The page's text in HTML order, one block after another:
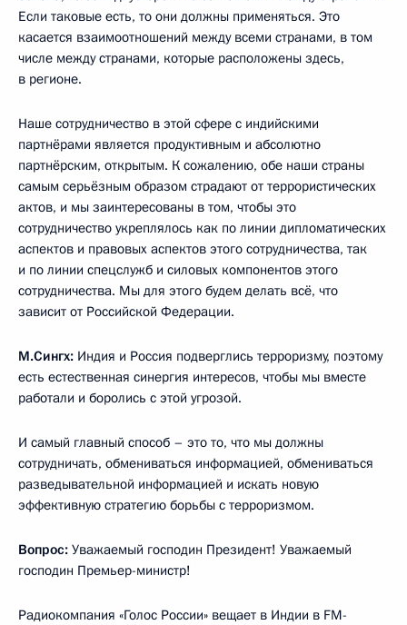
Если таковые есть, то они должны применяться. Это
касается взаимоотношений между всеми странами, в том
числе между странами, которые расположены здесь,
в регионе.
Наше сотрудничество в этой сфере с индийскими
партнёрами является продуктивным и абсолютно
партнёрским, открытым. К сожалению, обе наши страны
самым серьёзным образом страдают от террористических
актов, и мы заинтересованы в том, чтобы это
сотрудничество укреплялось как по линии дипломатических
аспектов и правовых аспектов этого сотрудничества, так
и по линии спецслужб и силовых компонентов этого
сотрудничества. Мы для этого будем делать всё, что
зависит от Российской Федерации.
М.Сингх: Индия и Россия подверглись терроризму, поэтому
есть естественная синергия интересов, чтобы мы вместе
работали и боролись с этой угрозой.
И самый главный способ – это то, что мы должны
сотрудничать, обмениваться информацией, обмениваться
разведывательной информацией и искать новую
эффективную стратегию борьбы с терроризмом.
Вопрос: Уважаемый господин Президент! Уважаемый
господин Премьер-министр!
Радиокомпания «Голос России» вещает в Индии в FM-